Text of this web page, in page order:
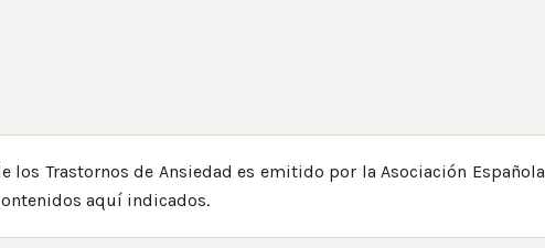
Trastornos de Ansiedad es emitido por la Asociación Española
aquí indicados.